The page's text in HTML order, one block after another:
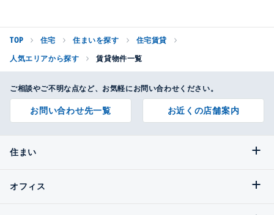
TOP 住宅 住まいを探す 住宅賃貸
人気エリアから探す 賃貸物件一覧
ご相談やご不明な点など、お気軽にお問い合わせください。
お問い合わせ先一覧 お近くの店舗案内
住まい
オフィス